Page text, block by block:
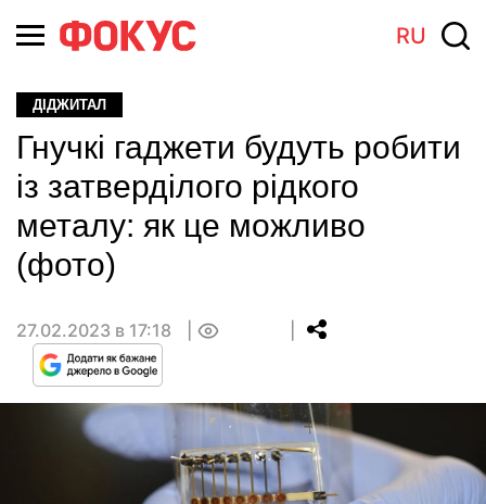
RU
ДІДЖИТАЛ
Гнучкі гаджети будуть робити
із затверділого рідкого
металу: як це можливо
(фото)
27.02.2023 в 17:18